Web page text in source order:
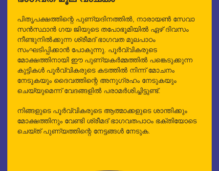
പിതൃപക്ഷത്തിന്റെ പുണ്യദിനത്തിൽ, നാരായൺ സേവാ
സൻസ്ഥാൻ ഗയ ജിയുടെ തപോഭൂമിയിൽ ഏഴ് ദിവസം
നീണ്ടുനിൽക്കുന്ന ശ്രീമദ് ഭാഗവത മൂലപാഠം
സംഘടിപ്പിക്കാൻ പോകുന്നു. പൂർവ്വികരുടെ
മോക്ഷത്തിനായി ഈ പുണ്യകർമ്മത്തിൽ പങ്കെടുക്കുന്ന
കുട്ടികൾ പൂർവ്വികരുടെ കടത്തിൽ നിന്ന് മോചനം
നേടുകയും ദൈവത്തിന്റെ അനുഗ്രഹം നേടുകയും
ചെയ്യുമെന്ന് വേദങ്ങളിൽ പരാമർശിച്ചിട്ടുണ്ട്.
നിങ്ങളുടെ പൂർവ്വികരുടെ ആത്മാക്കളുടെ ശാന്തിക്കും
മോക്ഷത്തിനും വേണ്ടി ശ്രീമദ് ഭാഗവതപാഠം ഭക്തിയോടെ
ചെയ്ത് പുണ്യത്തിന്റെ നേട്ടങ്ങൾ നേടുക.